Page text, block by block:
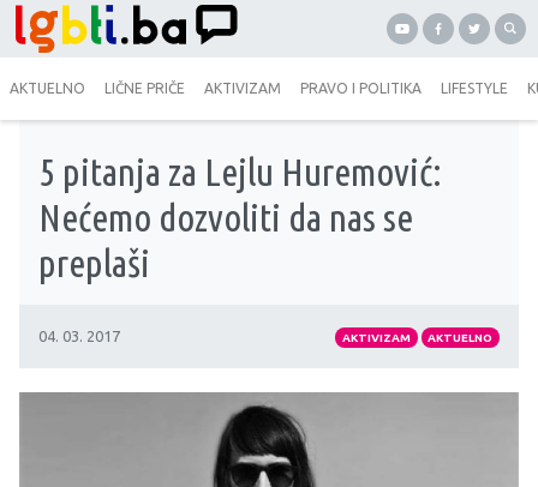
AKTUELNO LIČNE PRIČE AKTIVIZAM PRAVO I POLITIKA LIFESTYLE
5 pitanja za Lejlu Huremović:
Nećemo dozvoliti da nas se
preplaši
04. 03. 2017 AKTIVIZAM AKTUELNO